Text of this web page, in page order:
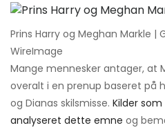
Prins Harry og Meghan Markle |
WireImage
Mange mennesker antager, at
overalt i en prenup baseret på
og Dianas skilsmisse. Kilder
analyseret dette emne og